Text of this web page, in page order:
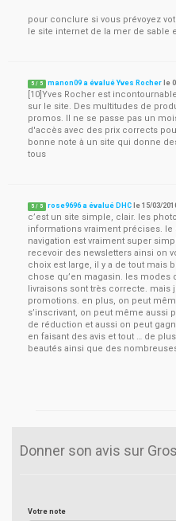
pour conclure si vous prévoyez
le site internet de la mer de sable
5 / 5 manon09 a évalué Yves Rocher le
[10]Yves Rocher est
sur le site. Des multitudes de
promos. Il ne se passe pas un
d'accès avec des prix corrects
bonne note à un site qui donne
tous
5 / 5 rose9696 a évalué DHC le15/03/
c’est un site simple, clair. les
informations vraiment précises. le
navigation est vraiment super
recevoir des newsletters ainsi on
choix est large, il y a de tout mais
chose qu’en magasin. les modes
livraisons sont très correcte. mais
promotions. en plus, on peut
s’inscrivant, on peut même aussi
de réduction et aussi on peut
en faisant des avis et tout … de
beautés ainsi que des
Donner son avis sur
Votre note